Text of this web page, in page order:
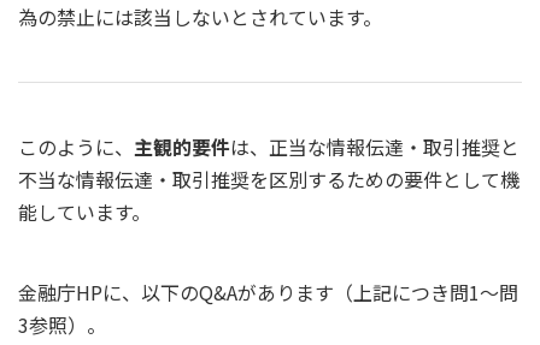
為の禁止には該当しないとされています。
このように、 主観的要件は、正当な情報伝達・取引推奨と
不当な情報伝達・取引推奨を区別するための要件として機
能しています。
金融庁HPに、以下のQ&Aがあります（上記につき問1～問
3参照）。